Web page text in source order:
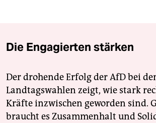
Die Engagierten stärken
Der drohende Erfolg der AfD bei
Landtagswahlen zeigt, wie stark
Kräfte inzwischen geworden sind.
braucht es Zusammenhalt und